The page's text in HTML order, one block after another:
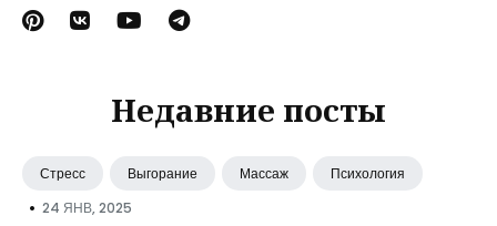
Недавние посты
Стресс Выгорание Массаж Психология
• 24 ЯНВ, 2025